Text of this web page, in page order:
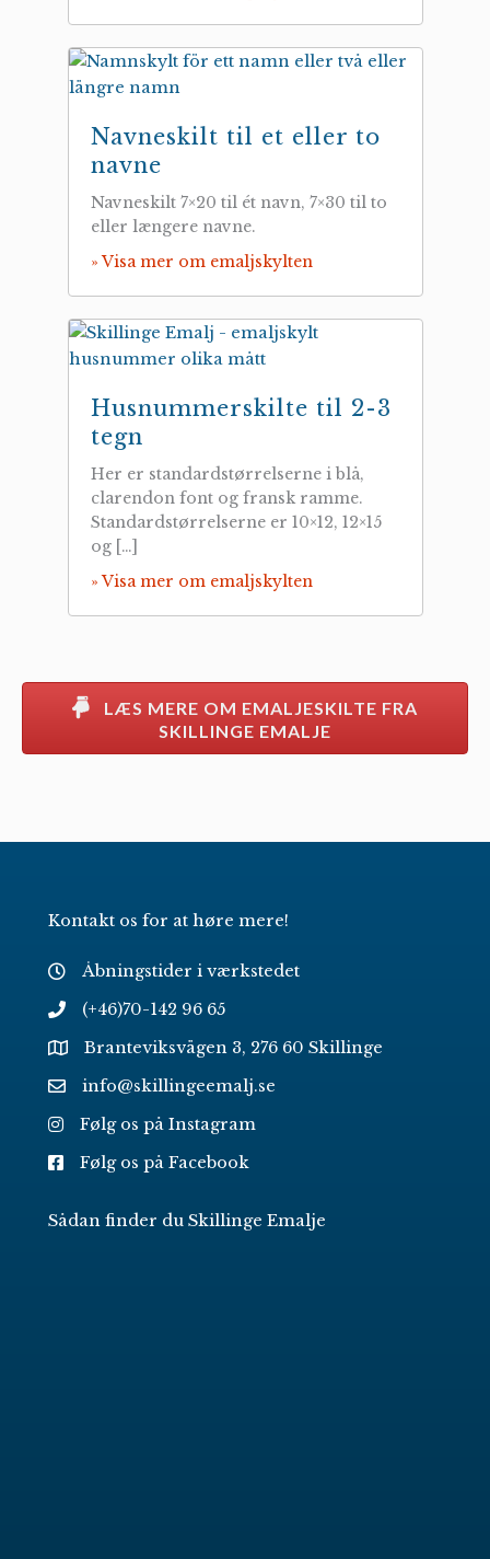
Navneskilt til et eller to
navne
Navneskilt 7×20 til ét navn, 7×30 til to
eller længere navne.
» Visa mer om emaljskylten
Husnummerskilte til 2-3
tegn
Her er standardstørrelserne i blå,
clarendon font og fransk ramme.
Standardstørrelserne er 10×12, 12×15
og […]
» Visa mer om emaljskylten
LÆS MERE OM EMALJESKILTE FRA
SKILLINGE EMALJE
Kontakt os for at høre mere!
Åbningstider i værkstedet
(+46)70-142 96 65
Branteviksvägen 3, 276 60 Skillinge
info@skillingeemalj.se
Følg os på Instagram
Følg os på Facebook
Sådan finder du Skillinge Emalje